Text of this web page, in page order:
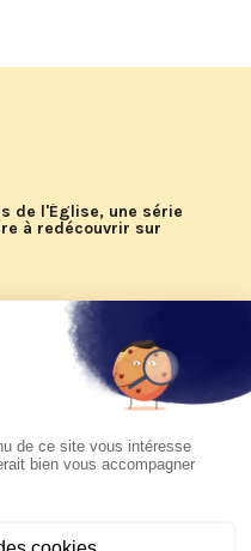
de l'Église, une série
à redécouvrir sur
d'été 2026 de KTO
du pape Léon
à suivre sur KTO le